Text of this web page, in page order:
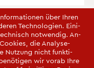
über Ihren
Tech­no­lo­gi­en. Ei­ni­
not­wen­dig. An­
die Ana­ly­se-
Nut­zung nicht funk­ti­
wir vorab Ihre